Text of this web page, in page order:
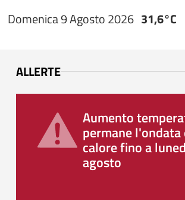
Domenica 9 Agosto 2026 31,6°C
ALLERTE
Aumento
permane l'ondata
calore fino a
agosto